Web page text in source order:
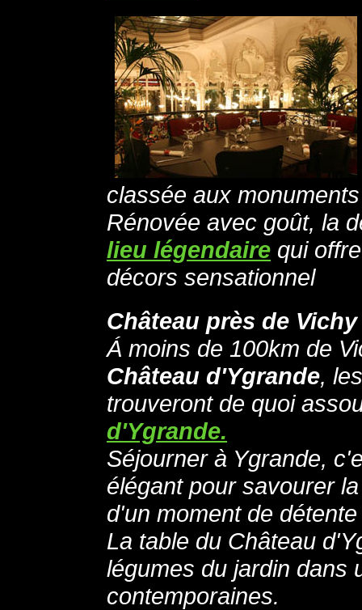
classée aux
Rénovée avec goût, la
lieu légendaire qui
décors sensationnel
Château près de
Á moins de 100km de
Château d'Ygrande,
trouveront de quoi
d'Ygrande.
Séjourner à Ygrande,
élégant pour savourer
d'un moment de
La table du Château
légumes du jardin dans
contemporaines.